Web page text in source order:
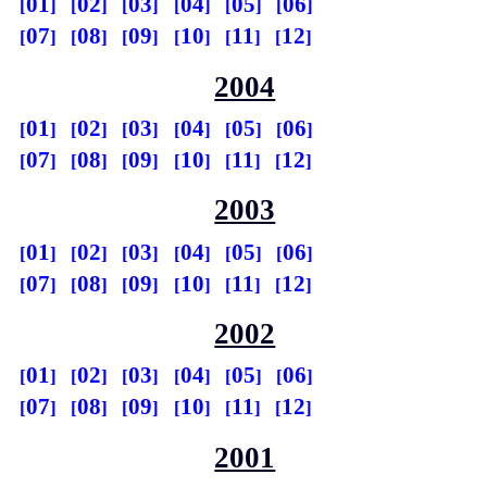
07
08 09 10 11 12
2004
01 02 03 04 05
06
07
08 09 10 11 12
2003
01 02 03 04 05
06
07
08 09 10 11 12
2002
01 02 03 04 05
06
07
08 09 10 11 12
2001